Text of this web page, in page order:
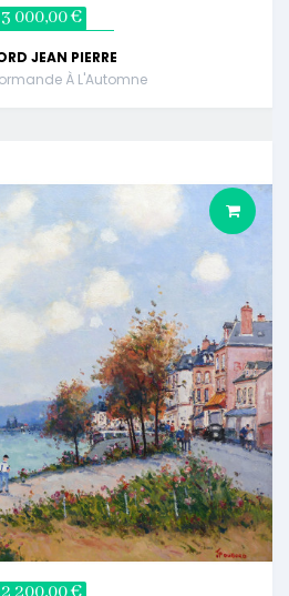
3 000,00 €
JEAN PIERRE
À L'Automne